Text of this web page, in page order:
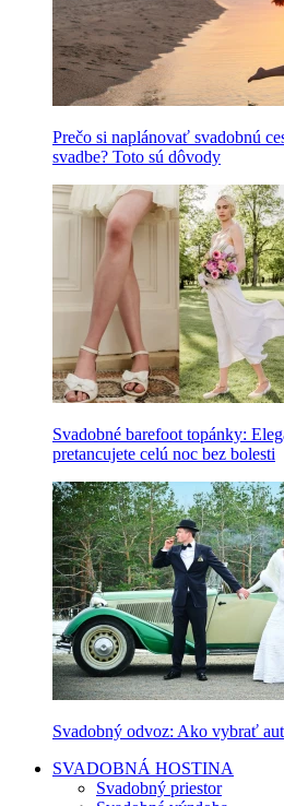
Prečo si naplánovať svadobnú
svadbe? Toto sú dôvody
Svadobné barefoot topánky:
pretancujete celú noc bez bolesti
Svadobný odvoz: Ako vybrať
SVADOBNÁ HOSTINA
Svadobný priestor